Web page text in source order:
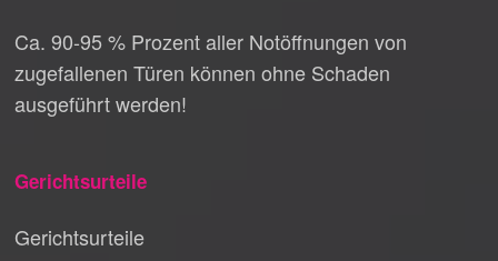
Ca. 90-95 % Prozent aller Notöffnungen von
zugefallenen Türen können ohne Schaden
ausgeführt werden!
Gerichtsurteile
Gerichtsurteile